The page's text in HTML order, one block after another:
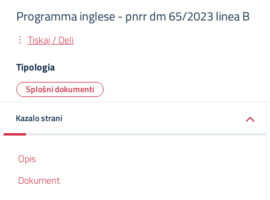
Programma inglese - pnrr dm 65/2023 linea B
Tiskaj / Deli
Tipologia
Splošni dokumenti
Kazalo strani
Opis
Dokument